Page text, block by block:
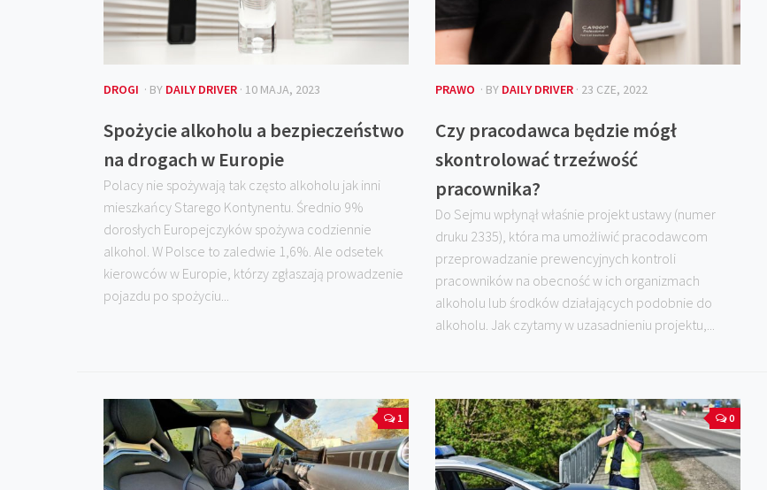
DROGI · BY DAILY DRIVER · 10 MAJA, 2023
Spożycie alkoholu a bezpieczeństwo
na drogach w Europie
Polacy nie spożywają tak często alkoholu jak inni
mieszkańcy Starego Kontynentu. Średnio 9%
dorosłych Europejczyków spożywa codziennie
alkohol. W Polsce to zaledwie 1,6%. Ale odsetek
kierowców w Europie, którzy zgłaszają prowadzenie
pojazdu po spożyciu...
PRAWO · BY DAILY DRIVER · 23 CZE, 2022
Czy pracodawca będzie mógł
skontrolować trzeźwość
pracownika?
Do Sejmu wpłynął właśnie projekt ustawy (numer
druku 2335), która ma umożliwić pracodawcom
przeprowadzanie prewencyjnych kontroli
pracowników na obecność w ich organizmach
alkoholu lub środków działających podobnie do
alkoholu. Jak czytamy w uzasadnieniu projektu,...
1 0